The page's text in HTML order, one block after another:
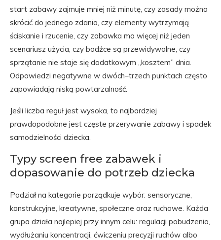
start zabawy zajmuje mniej niż minutę, czy zasady można
skrócić do jednego zdania, czy elementy wytrzymają
ściskanie i rzucenie, czy zabawka ma więcej niż jeden
scenariusz użycia, czy bodźce są przewidywalne, czy
sprzątanie nie staje się dodatkowym „kosztem” dnia.
Odpowiedzi negatywne w dwóch–trzech punktach często
zapowiadają niską powtarzalność.
Jeśli liczba reguł jest wysoka, to najbardziej
prawdopodobne jest częste przerywanie zabawy i spadek
samodzielności dziecka.
Typy screen free zabawek i
dopasowanie do potrzeb dziecka
Podział na kategorie porządkuje wybór: sensoryczne,
konstrukcyjne, kreatywne, społeczne oraz ruchowe. Każda
grupa działa najlepiej przy innym celu: regulacji pobudzenia,
wydłużaniu koncentracji, ćwiczeniu precyzji ruchów albo